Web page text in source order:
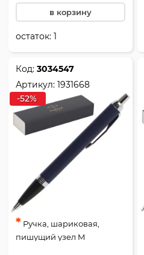
в корзину
остаток:1
Код:3034547
Артикул:1931668
-52%
* Ручка, шариковая,
пишущий узел M